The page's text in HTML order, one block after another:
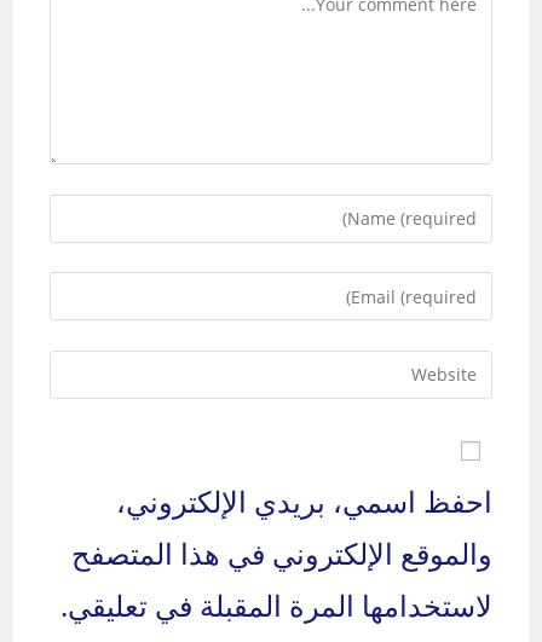
Enter
your
username
to
comment
Enter
your
address
to
Enter
URL
احفظ اسمي، بريدي الإلكتروني،
والموقع الإلكتروني في هذا المتصفح
لاستخدامها المرة المقبلة في تعليقي.